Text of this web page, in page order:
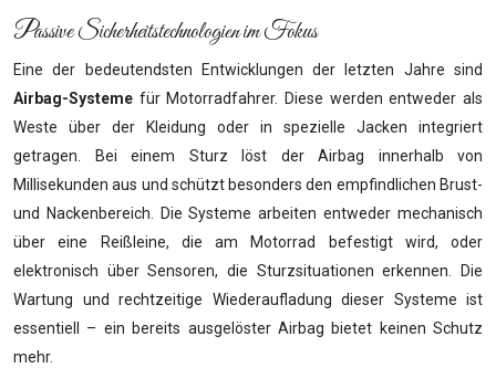
Passive Sicherheitstechnologien im Fokus
Eine der bedeutendsten Entwicklungen der letzten Jahre sind
Airbag-Systeme für Motorradfahrer. Diese werden entweder als
Weste über der Kleidung oder in spezielle Jacken integriert
getragen. Bei einem Sturz löst der Airbag innerhalb von
Millisekunden aus und schützt besonders den empfindlichen Brust-
und Nackenbereich. Die Systeme arbeiten entweder mechanisch
über eine Reißleine, die am Motorrad befestigt wird, oder
elektronisch über Sensoren, die Sturzsituationen erkennen. Die
Wartung und rechtzeitige Wiederaufladung dieser Systeme ist
essentiell – ein bereits ausgelöster Airbag bietet keinen Schutz
mehr.